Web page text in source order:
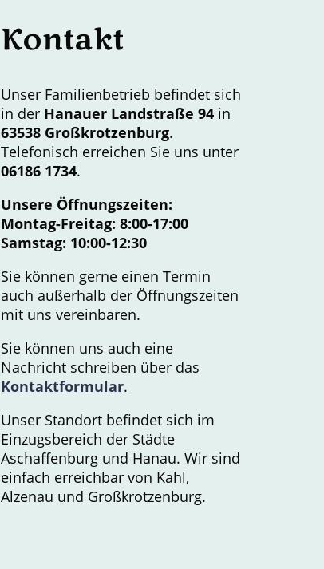
Kontakt
Unser Familienbetrieb befindet sich
in der Hanauer Landstraße 94 in
63538 Großkrotzenburg.
Telefonisch erreichen Sie uns unter
06186 1734.
Unsere Öffnungszeiten:
Montag-Freitag: 8:00-17:00
Samstag: 10:00-12:30
Sie können gerne einen Termin
auch außerhalb der Öffnungszeiten
mit uns vereinbaren.
Sie können uns auch eine
Nachricht schreiben über das
Kontaktformular.
Unser Standort befindet sich im
Einzugsbereich der Städte
Aschaffenburg und Hanau. Wir sind
einfach erreichbar von Kahl,
Alzenau und Großkrotzenburg.